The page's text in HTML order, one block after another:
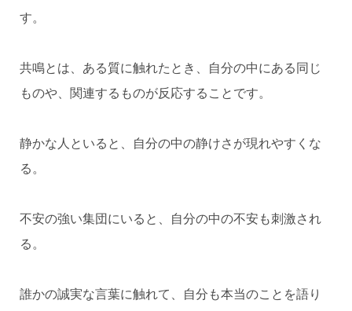
す。
共鳴とは、ある質に触れたとき、自分の中にある同じ
ものや、関連するものが反応することです。
静かな人といると、自分の中の静けさが現れやすくな
る。
不安の強い集団にいると、自分の中の不安も刺激され
る。
誰かの誠実な言葉に触れて、自分も本当のことを語り